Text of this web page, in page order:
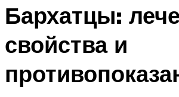
Бархатцы:
свойства и